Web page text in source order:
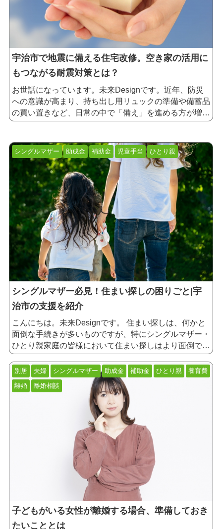
宇治市で地震に備える住宅改修。空き家の活用に
もつながる耐震対策とは？
お世話になっています。未来Designです。近年、防災
への意識が高まり、持ち出し用リュックの準備や備蓄品
の買い置きなど、日常の中で「備え」を進める方が増え
ています。一方で、「自宅の耐震性が気になるけれ
も少なくありません。本記事では、宇治市が実施して
いる「耐震改修に関する補助金・助成制度」について、
概要や申請の流れをわかりやすく解説します。
シングルマザー 助成金 補助金 児童手当 ひとり親
シングルマザー必見！住まい探しの困りごと|宇
治市の支援を紹介
こんにちは。未来Designです。 住まい探しは、何かと
面倒な手続きが多いものですが、特にシングルマザー・
ひとり親家庭の皆様において住まい探しはより面倒で困
で、今回の記事ではシングルマザー・ひとり親家庭の皆
様が直面する住まい探しと問題とその解決方法を提案し
ていきたいと思います。
別居 夫婦 シングルマザー 助成金 補助金 ひとり親
養育費
離婚
離婚相談
子どもがいる女性が離婚する場合、準備しておき
たいこととは